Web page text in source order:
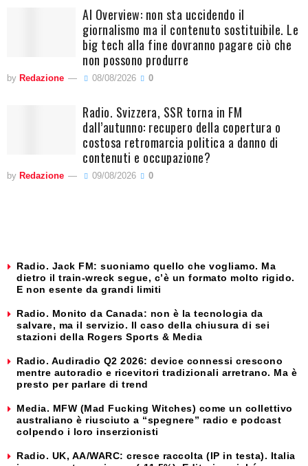
AI Overview: non sta uccidendo il
giornalismo ma il contenuto sostituibile. Le
big tech alla fine dovranno pagare ciò che
non possono produrre
by Redazione 08/08/2026 0
Radio. Svizzera, SSR torna in FM
dall’autunno: recupero della copertura o
costosa retromarcia politica a danno di
contenuti e occupazione?
by Redazione 09/08/2026 0
Radio. Jack FM: suoniamo quello che vogliamo. Ma
dietro il train-wreck segue, c’è un formato molto rigido.
E non esente da grandi limiti
Radio. Monito da Canada: non è la tecnologia da
salvare, ma il servizio. Il caso della chiusura di sei
stazioni della Rogers Sports & Media
Radio. Audiradio Q2 2026: device connessi crescono
mentre autoradio e ricevitori tradizionali arretrano. Ma è
presto per parlare di trend
Media. MFW (Mad Fucking Witches) come un collettivo
australiano è riusciuto a “spegnere” radio e podcast
colpendo i loro inserzionisti
Radio. UK, AA/WARC: cresce raccolta (IP in testa). Italia